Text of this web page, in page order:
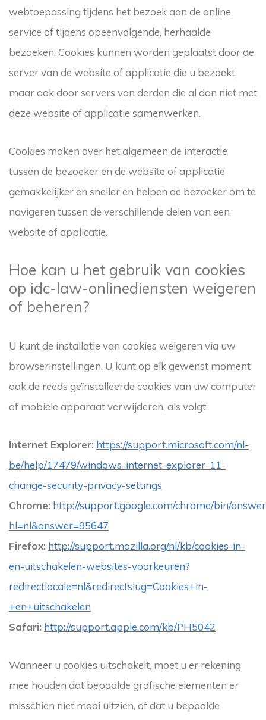
webtoepassing tijdens het bezoek aan de online
service of tijdens opeenvolgende, herhaalde
bezoeken. Cookies kunnen worden geplaatst door de
server van de website of applicatie die u bezoekt,
maar ook door servers van derden die al dan niet met
deze website of applicatie samenwerken.
Cookies maken over het algemeen de interactie
tussen de bezoeker en de website of applicatie
gemakkelijker en sneller en helpen de bezoeker om te
navigeren tussen de verschillende delen van een
website of applicatie.
Hoe kan u het gebruik van cookies
op idc-law-onlinediensten weigeren
of beheren?
U kunt de installatie van cookies weigeren via uw
browserinstellingen. U kunt op elk gewenst moment
ook de reeds geïnstalleerde cookies van uw computer
of mobiele apparaat verwijderen, als volgt:
Internet Explorer: https://support.microsoft.com/nl-
be/help/17479/windows-internet-explorer-11-
change-security-privacy-settings
Chrome: http://support.google.com/chrome/bin/
hl=nl&answer=95647
Firefox: http://support.mozilla.org/nl/kb/cookies-in-
en-uitschakelen-websites-voorkeuren?
redirectlocale=nl&redirectslug=Cookies+in-
+en+uitschakelen
Safari: http://support.apple.com/kb/PH5042
Wanneer u cookies uitschakelt, moet u er rekening
mee houden dat bepaalde grafische elementen er
misschien niet mooi uitzien, of dat u bepaalde